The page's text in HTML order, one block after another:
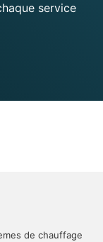
service
de chauffage